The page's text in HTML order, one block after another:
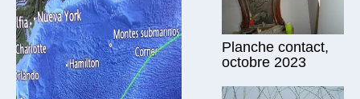
Planche contact,
octobre 2023